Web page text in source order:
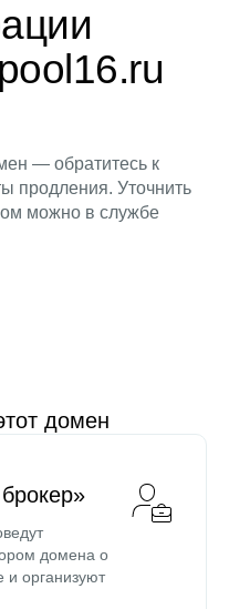
— обратитесь к
продления. Уточнить
можно в службе
домен
домена о
и организуют